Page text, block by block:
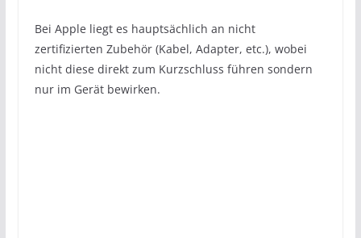
Bei Apple liegt es hauptsächlich an nicht
zertifizierten Zubehör (Kabel, Adapter, etc.), wobei
nicht diese direkt zum Kurzschluss führen sondern
nur im Gerät bewirken.